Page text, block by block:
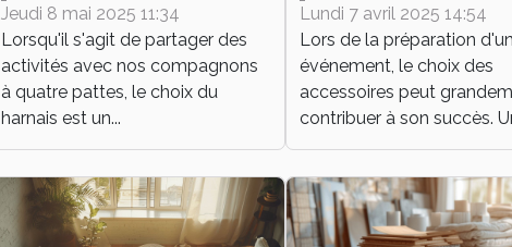
différentes activités
canines
Jeudi 8 mai 2025 11:34
Lorsqu'il s'agit de partager des
activités avec nos compagnons
à quatre pattes, le choix du
harnais est un...
personnalisable
pour votre
Lundi 7 avril 2025 14:54
Lors de la préparation d'un
événement, le choix des
accessoires peut
contribuer à son succès.